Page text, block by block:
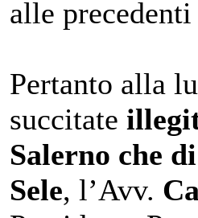
alle
Pertanto alla
succitate
Salerno che
Sele, l’Avv.